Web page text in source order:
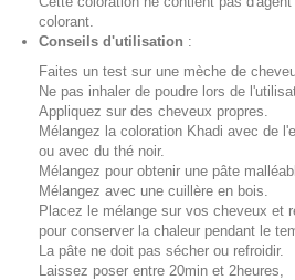
colorant.
Conseils d'utilisation :
Faites un test sur une mèche de
Ne pas inhaler de poudre lors de
Appliquez sur des cheveux propres.
Mélangez la coloration Khadi avec de
ou avec du thé noir.
Mélangez pour obtenir une pâte
Mélangez avec une cuillère en bois.
Placez le mélange sur vos cheveux et
pour conserver la chaleur pendant le
La pâte ne doit pas sécher ou refroidir.
Laissez poser entre 20min et 2heures,